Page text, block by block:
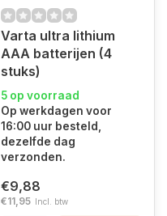
Varta ultra lithium
AAA batterijen (4
stuks)
5 op voorraad
Op werkdagen voor
16:00 uur besteld,
dezelfde dag
verzonden.
€9,88
€11,95 Incl. btw